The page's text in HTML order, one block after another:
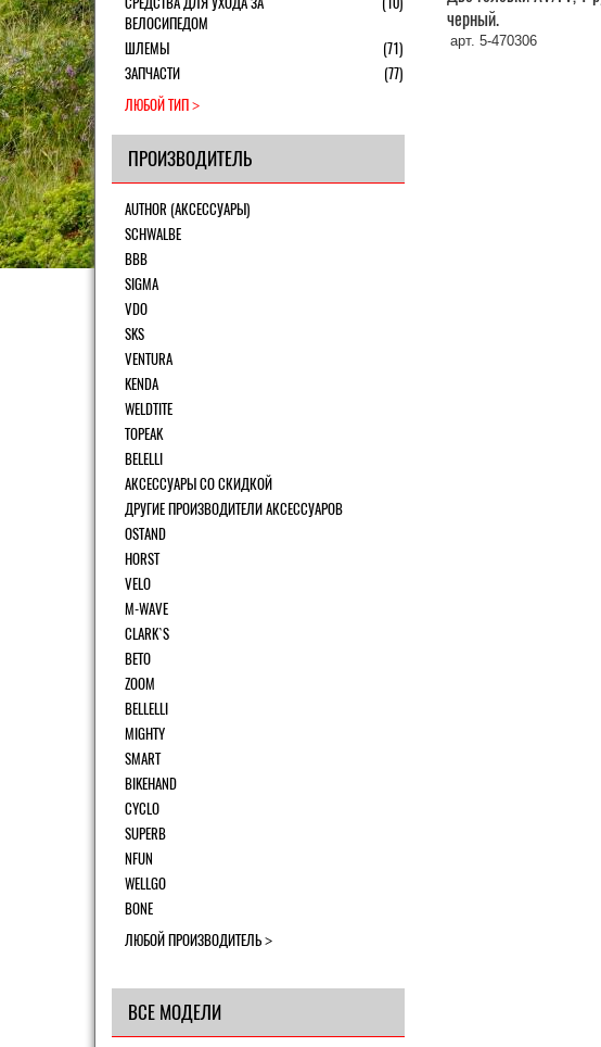
черный.
арт. 5-470306
ВЕЛОСИПЕДОМ
ШЛЕМЫ
(71)
ЗАПЧАСТИ
(77)
ЛЮБОЙ ТИП
ПРОИЗВОДИТЕЛЬ
AUTHOR (АКСЕССУАРЫ)
SCHWALBE
BBB
SIGMA
VDO
SKS
VENTURA
KENDA
WELDTITE
TOPEAK
BELELLI
АКСЕССУАРЫ СО СКИДКОЙ
ДРУГИЕ ПРОИЗВОДИТЕЛИ АКСЕССУАРОВ
OSTAND
HORST
VELO
M-WAVE
CLARK`S
BETO
ZOOM
BELLELLI
MIGHTY
SMART
BIKEHAND
CYCLO
SUPERB
NFUN
WELLGO
BONE
ЛЮБОЙ ПРОИЗВОДИТЕЛЬ
ВСЕ МОДЕЛИ